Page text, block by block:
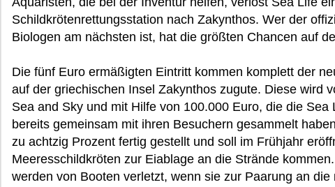
Schildkrötenrettungsstation nach Zakynthos. Wer der
Biologen am nächsten ist, hat die größten Chancen auf
Die fünf Euro ermäßigten Eintritt kommen komplett der
auf der griechischen Insel Zakynthos zugute. Diese wird
Sea and Sky und mit Hilfe von 100.000 Euro, die die Sea
bereits gemeinsam mit ihren Besuchern gesammelt
zu achtzig Prozent fertig gestellt und soll im Frühjahr
Meeresschildkröten zur Eiablage an die Strände
werden von Booten verletzt, wenn sie zur Paarung an